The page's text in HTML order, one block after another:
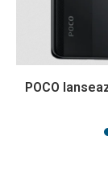
POCO